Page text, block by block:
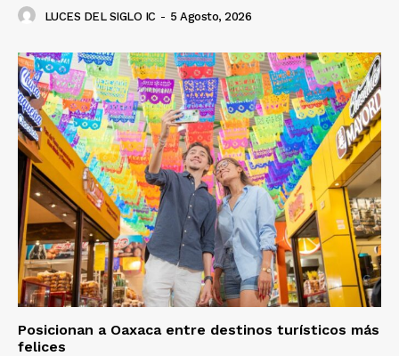
LUCES DEL SIGLO IC - 5 Agosto, 2026
Posicionan a Oaxaca entre destinos turísticos más
felices